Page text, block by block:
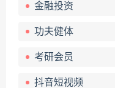
金融投资
功夫健体
考研会员
抖音短视频